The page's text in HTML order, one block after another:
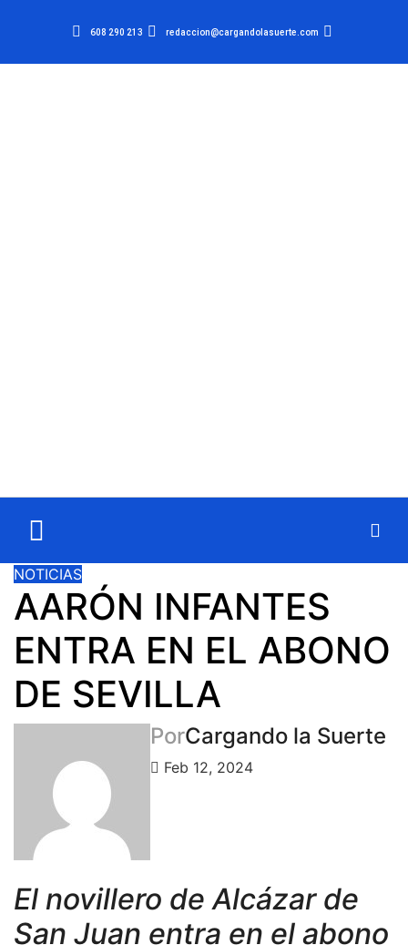
608 290 213 redaccion@cargandolasuerte.com
NOTICIAS
AARÓN INFANTES
ENTRA EN EL ABONO
DE SEVILLA
PorCargando la Suerte
Feb 12, 2024
El novillero de Alcázar de
San Juan entra en el abono